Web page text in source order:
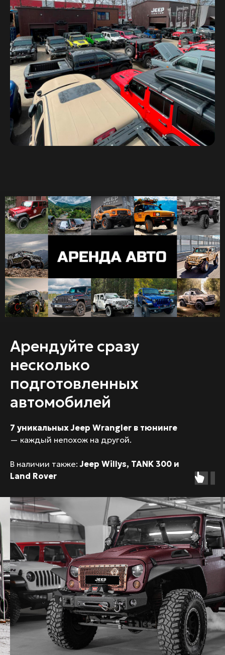
Арендуйте сразу
несколько
подготовленных
автомобилей
7 уникальных Jeep Wrangler в тюнинге
— каждый непохож на другой.
В наличии также:Jeep Willys, TANK 300 и
Land Rover